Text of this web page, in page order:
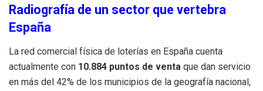
Radiografía de un sector que vertebra
España
La red comercial física de loterías en España cuenta
actualmente con 10.884 puntos de venta que dan servicio
en más del 42% de los municipios de la geografía nacional,